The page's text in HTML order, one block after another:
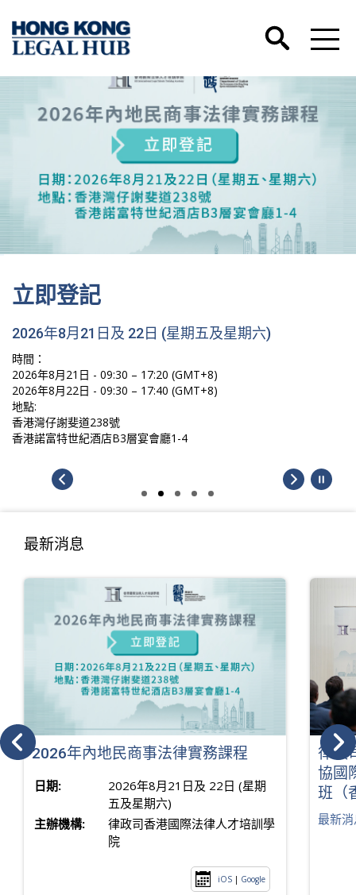
立即登記
2026年8月21日及 22日 (星期五及星期六)
時間：
2026年8月21日 - 09:30 – 17:20 (GMT+8)
2026年8月22日 - 09:30 – 17:40 (GMT+8)
地點:
香港灣仔謝斐道238號
香港諾富特世紀酒店B3層宴會廳1-4
最新消息
2026年內地民商事法律實務課程
日期:
2026年8月21日及 22日 (星期
五及星期六)
主辦機構:
律政司香港國際法律人才培訓學
院
iOS | Google
律政
協國
班（
最新